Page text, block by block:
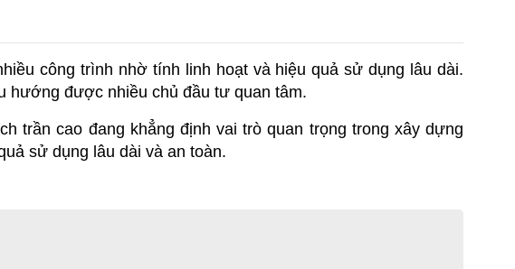
công trình nhờ tính linh hoạt và hiệu quả sử dụng lâu dài.
hướng được nhiều chủ đầu tư quan tâm.
trần cao đang khẳng định vai trò quan trọng trong xây dựng
sử dụng lâu dài và an toàn.